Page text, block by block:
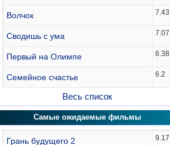
Волчок 7.43
Сводишь с ума 7.07
Первый на Олимпе 6.38
Семейное счастье 6.2
Весь список
Самые ожидаемые фильмы
Грань будущего 2 9.17